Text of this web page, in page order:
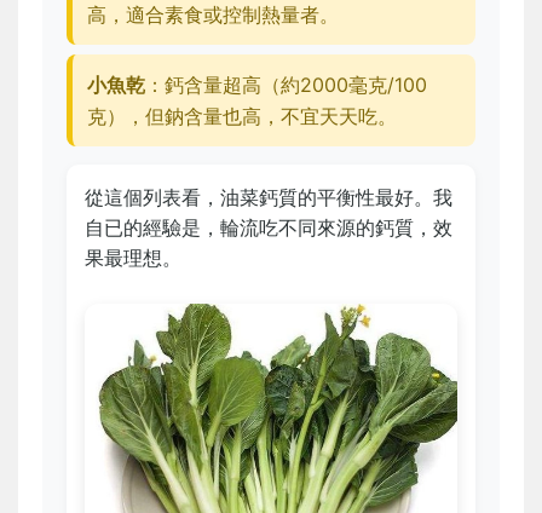
高，適合素食或控制熱量者。
小魚乾 ：鈣含量超高（約2000毫克/100
克），但鈉含量也高，不宜天天吃。
從這個列表看，油菜鈣質的平衡性最好。我
自已的經驗是，輪流吃不同來源的鈣質，效
果最理想。